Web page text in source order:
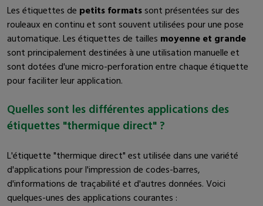
Les étiquettes de petits formatssont présentées sur des
rouleaux en continu et sont souvent utilisées pour une pose
automatique. Les étiquettes de tailles moyenne et grande
sont principalement destinées à une utilisation manuelle et
sont dotées d'une micro-perforation entre chaque étiquette
pour faciliter leur application.
Quelles sont les différentes applications des
étiquettes "thermique direct" ?
L'étiquette "thermique direct" est utilisée dans une variété
d'applications pour l'impression de codes-barres,
d'informations de traçabilité et d'autres données. Voici
quelques-unes des applications courantes :